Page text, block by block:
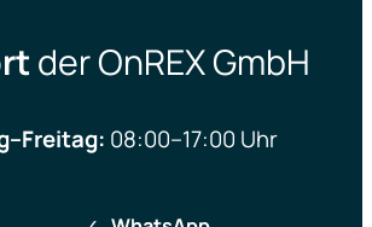
der OnREX GmbH
08:00–17:00 Uhr